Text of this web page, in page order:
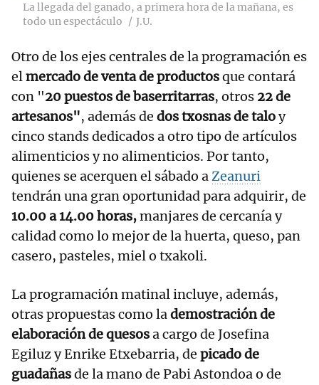
La llegada del ganado, a primera hora de la mañana, es
todo un espectáculo
J.U.
Otro de los ejes centrales de la programación es
elmercado de venta de productosque contará
con "20 puestos de baserritarras, otros 22 de
artesanos", además de dos txosnas de taloy
cinco stands dedicados a otro tipo de artículos
alimenticios y no alimenticios. Por tanto,
quienes se acerquen el sábado aZeanuri
tendrán una gran oportunidad para adquirir, de
10.00 a 14.00 horas,manjares de cercanía y
calidad como lo mejor de la huerta, queso, pan
casero, pasteles, miel o txakoli.
La programación matinal incluye, además,
otras propuestas como lademostración de
elaboración de quesosa cargo de Josefina
Egiluz y Enrike Etxebarria, de picado de
guadañasde la mano de Pabi Astondoa o de